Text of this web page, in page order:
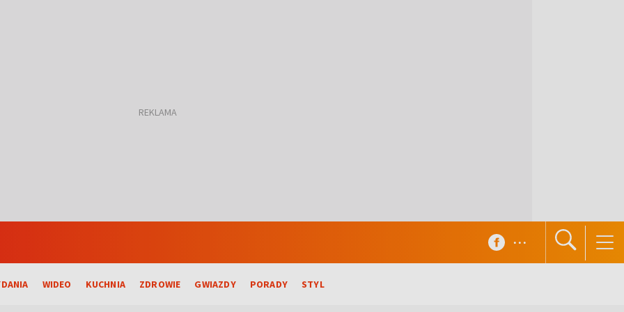
WIDEO KUCHNIA ZDROWIE GWIAZDY PORADY STYL
...